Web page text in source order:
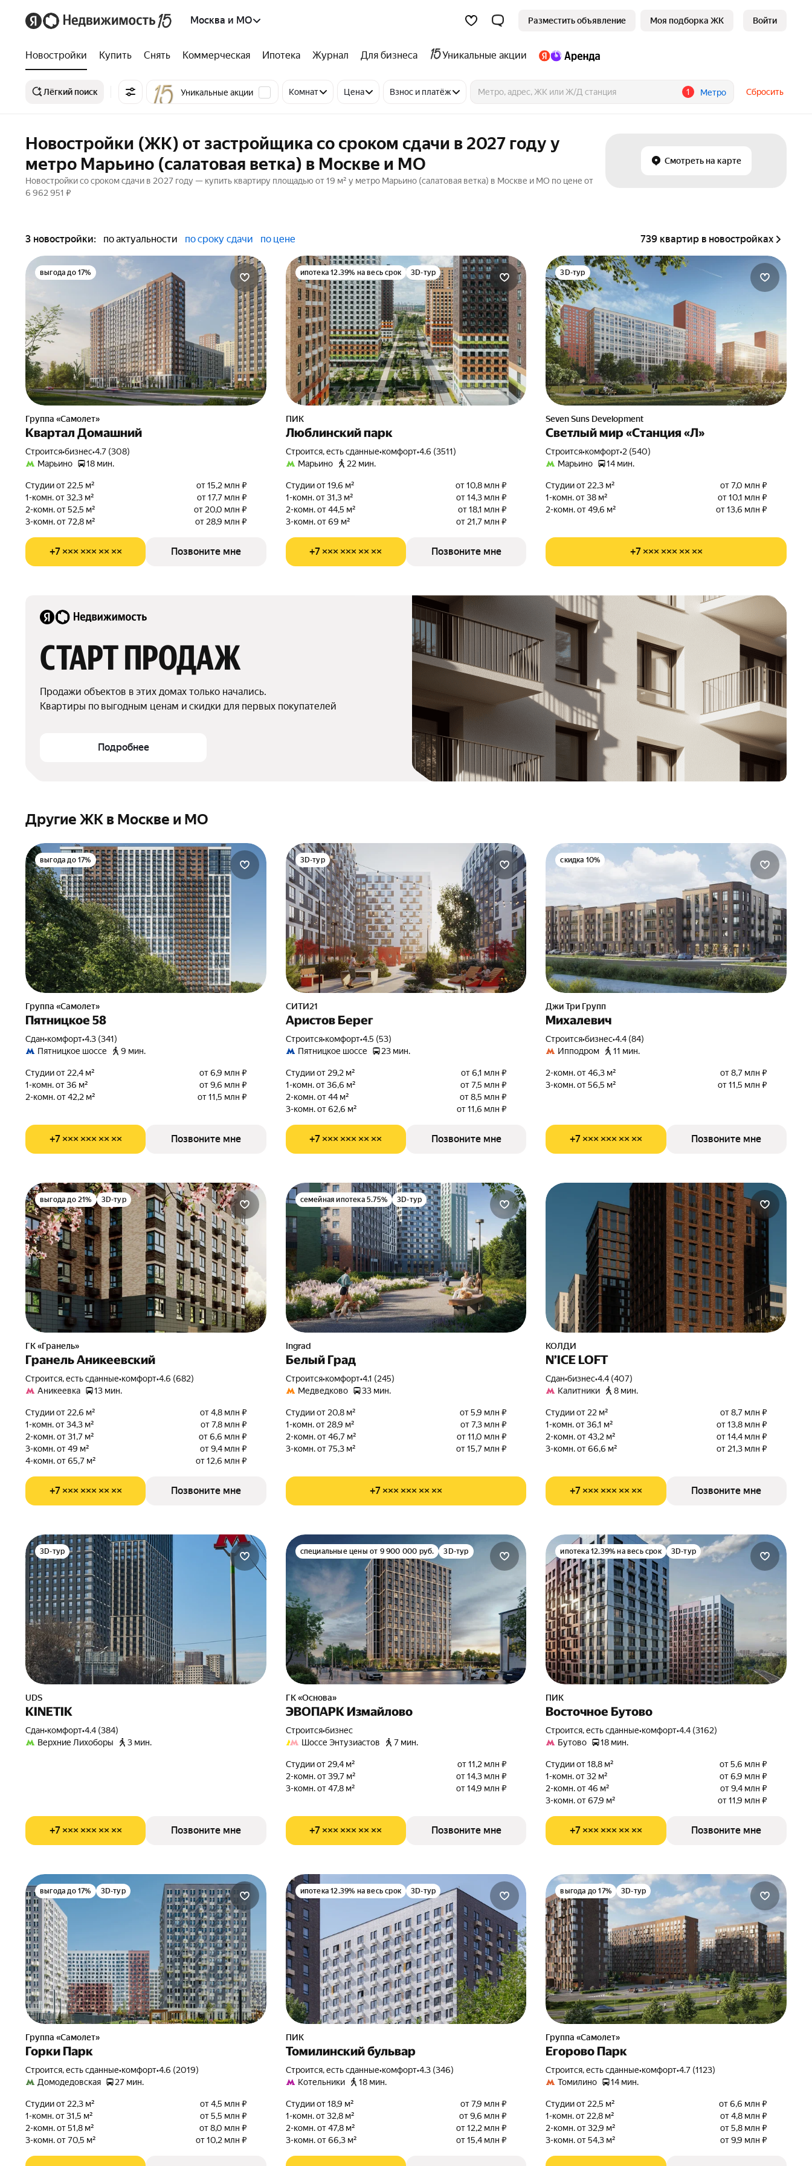
Москва и МО Разместить объявление Моя подборка ЖК Войти
Новостройки Купить Снять Коммерческая Ипотека Журнал Для бизнеса Уникальные акции
Лёгкий поиск Уникальные акции Комнат Цена Взнос и платёж 1 Метро Сбросить
Новостройки (ЖК) от застройщика со сроком сдачи в 2027 году у
метро Марьино (салатовая ветка) в Москве и МО
Новостройки со сроком сдачи в 2027 году — купить квартиру площадью от 19 м² у метро Марьино (салатовая ветка) в Москве и МО по цене от
6 962 951 ₽
Смотреть на карте
3 новостройки: по актуальности по сроку сдачи по цене 739 квартир в новостройках
выгода до 17%
Группа «Самолет»
Квартал Домашний
Строится•бизнес•4.7 (308)
Марьино
18 мин.
Студии от 22,5 м²
от 15,2 млн ₽
1-комн. от 32,3 м²
от 17,7 млн ₽
2-комн. от 52,5 м²
от 20,0 млн ₽
3-комн. от 72,8 м²
от 28,9 млн ₽
+7 ××× ××× ×× ×× Позвоните мне
ипотека 12.39% на весь срок 3D-тур
ПИК
Люблинский парк
Строится, есть сданные•комфорт•4.6 (3511)
Марьино
22 мин.
Студии от 19,6 м²
от 10,8 млн ₽
1-комн. от 31,3 м²
от 14,3 млн ₽
2-комн. от 44,5 м²
от 18,1 млн ₽
3-комн. от 69 м²
от 21,7 млн ₽
+7 ××× ××× ×× ×× Позвоните мне
3D-тур
Seven Suns Development
Светлый мир «Станция «Л»
Строится•комфорт•2 (540)
Марьино
14 мин.
Студии от 22,3 м²
от 7,0 млн ₽
1-комн. от 38 м²
от 10,1 млн ₽
2-комн. от 49,6 м²
от 13,6 млн ₽
+7 ××× ××× ×× ××
СТАРТ ПРОДАЖ
Продажи объектов в этих домах только начались.
Квартиры по выгодным ценам и скидки для первых покупателей
Подробнее
Другие ЖК в Москве и МО
выгода до 17%
Группа «Самолет»
Пятницкое 58
Сдан•комфорт•4.3 (341)
Пятницкое шоссе
9 мин.
Студии от 22,4 м²
от 6,9 млн ₽
1-комн. от 36 м²
от 9,6 млн ₽
2-комн. от 42,2 м²
от 11,5 млн ₽
+7 ××× ××× ×× ×× Позвоните мне
3D-тур
СИТИ21
Аристов Берег
Строится•комфорт•4.5 (53)
Пятницкое шоссе
23 мин.
Студии от 29,2 м²
от 6,1 млн ₽
1-комн. от 36,6 м²
от 7,5 млн ₽
2-комн. от 44 м²
от 8,5 млн ₽
3-комн. от 62,6 м²
от 11,6 млн ₽
+7 ××× ××× ×× ×× Позвоните мне
скидка 10%
Джи Три Групп
Михалевич
Строится•бизнес•4.4 (84)
Ипподром
11 мин.
2-комн. от 46,3 м²
от 8,7 млн ₽
3-комн. от 56,5 м²
от 11,5 млн ₽
+7 ××× ××× ×× ×× Позвоните мне
выгода до 21% 3D-тур
ГК «Гранель»
Гранель Аникеевский
Строится, есть сданные•комфорт•4.6 (682)
Аникеевка
13 мин.
Студии от 22,6 м²
от 4,8 млн ₽
1-комн. от 34,3 м²
от 7,8 млн ₽
2-комн. от 31,7 м²
от 6,6 млн ₽
3-комн. от 49 м²
от 9,4 млн ₽
4-комн. от 65,7 м²
от 12,6 млн ₽
+7 ××× ××× ×× ×× Позвоните мне
семейная ипотека 5.75% 3D-тур
Ingrad
Белый Град
Строится•комфорт•4.1 (245)
Медведково
33 мин.
Студии от 20,8 м²
от 5,9 млн ₽
1-комн. от 28,9 м²
от 7,3 млн ₽
2-комн. от 46,7 м²
от 11,0 млн ₽
3-комн. от 75,3 м²
от 15,7 млн ₽
+7 ××× ××× ×× ××
КОЛДИ
N’ICE LOFT
Сдан•бизнес•4.4 (407)
Калитники
8 мин.
Студии от 22 м²
от 8,7 млн ₽
1-комн. от 36,1 м²
от 13,8 млн ₽
2-комн. от 43,2 м²
от 14,4 млн ₽
3-комн. от 66,6 м²
от 21,3 млн ₽
+7 ××× ××× ×× ×× Позвоните мне
3D-тур
UDS
KINETIK
Сдан•комфорт•4.4 (384)
Верхние Лихоборы
3 мин.
+7 ××× ××× ×× ×× Позвоните мне
специальные цены от 9 900 000 руб. 3D-тур
ГК «Основа»
ЭВОПАРК Измайлово
Строится•бизнес
Шоссе Энтузиастов
7 мин.
Студии от 29,4 м²
от 11,2 млн ₽
2-комн. от 39,7 м²
от 14,3 млн ₽
3-комн. от 47,8 м²
от 14,9 млн ₽
+7 ××× ××× ×× ×× Позвоните мне
ипотека 12.39% на весь срок 3D-тур
ПИК
Восточное Бутово
Строится, есть сданные•комфорт•4.4 (3162)
Бутово
18 мин.
Студии от 18,8 м²
от 5,6 млн ₽
1-комн. от 32 м²
от 6,9 млн ₽
2-комн. от 46 м²
от 9,4 млн ₽
3-комн. от 67,9 м²
от 11,9 млн ₽
+7 ××× ××× ×× ×× Позвоните мне
выгода до 17% 3D-тур
Группа «Самолет»
Горки Парк
Строится, есть сданные•комфорт•4.6 (2019)
Домодедовская
27 мин.
Студии от 22,3 м²
от 4,5 млн ₽
1-комн. от 31,5 м²
от 5,5 млн ₽
2-комн. от 51,8 м²
от 8,0 млн ₽
3-комн. от 70,5 м²
от 10,2 млн ₽
ипотека 12.39% на весь срок 3D-тур
ПИК
Томилинский бульвар
Строится, есть сданные•комфорт•4.3 (346)
Котельники
18 мин.
Студии от 18,9 м²
от 7,9 млн ₽
1-комн. от 32,8 м²
от 9,6 млн ₽
2-комн. от 47,8 м²
от 12,2 млн ₽
3-комн. от 66,3 м²
от 15,4 млн ₽
выгода до 17% 3D-тур
Группа «Самолет»
Егорово Парк
Строится, есть сданные•комфорт•4.7 (1123)
Томилино
14 мин.
Студии от 22,5 м²
от 6,6 млн ₽
1-комн. от 22,8 м²
от 4,8 млн ₽
2-комн. от 32,9 м²
от 5,8 млн ₽
3-комн. от 54,3 м²
от 9,9 млн ₽